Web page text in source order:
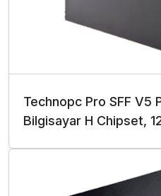
Technopc Pro SFF V5
Bilgisayar H Chipset,